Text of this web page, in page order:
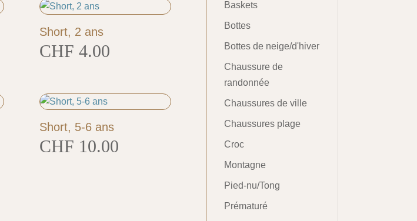
Short, 2 ans
CHF 4.00
Short, 5-6 ans
CHF 10.00
Baskets
Bottes
Bottes de neige/d'hiver
Chaussure de
randonnée
Chaussures de ville
Chaussures plage
Croc
Montagne
Pied-nu/Tong
Prématuré